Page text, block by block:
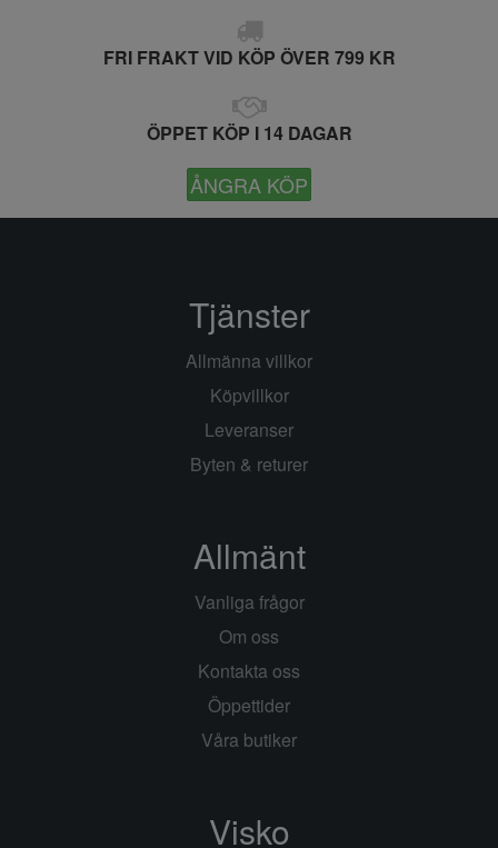
FRI FRAKT VID KÖP ÖVER 799 KR
ÖPPET KÖP I 14 DAGAR
ÅNGRA KÖP
Tjänster
Allmänna villkor
Köpvillkor
Leveranser
Byten & returer
Allmänt
Vanliga frågor
Om oss
Kontakta oss
Öppettider
Våra butiker
Visko